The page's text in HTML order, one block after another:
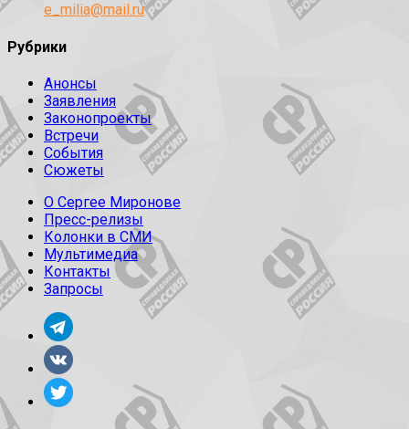
e_milia@mail.ru
Рубрики
Анонсы
Заявления
Законопроекты
Встречи
События
Сюжеты
О Сергее Миронове
Пресс-релизы
Колонки в СМИ
Мультимедиа
Контакты
Запросы